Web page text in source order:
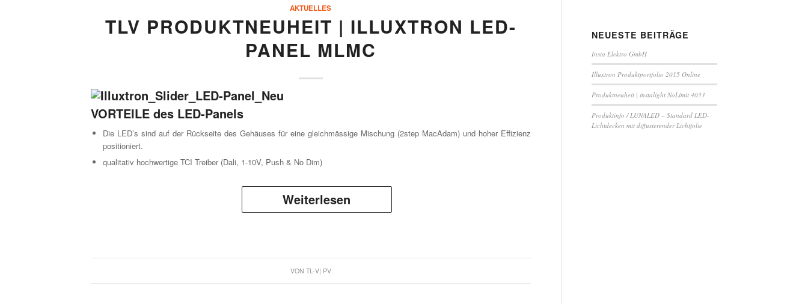
AKTUELLES
TLV PRODUKTNEUHEIT | ILLUXTRON LED-
PANEL MLMC
VORTEILE des LED-Panels
Die LED’s sind auf der Rückseite des Gehäuses für eine gleichmässige Mischung (2step MacAdam) und hoher Effizienz
positioniert.
qualitativ hochwertige TCI Treiber (Dali, 1-10V, Push & No Dim)
Weiterlesen
VON TL-V| PV
NEUESTE BEITRÄGE
Insta Elektro GmbH
Illuxtron Produktportfolio 2015 Online
Produktneuheit | instalight NoLimit 4033
Produktinfo / LUNALED – Standard LED-
Lichtdecken mit diffusierender Lichtfolie